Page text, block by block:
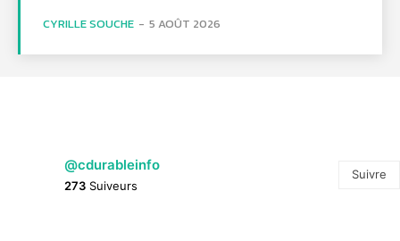
CYRILLE SOUCHE - 5 AOÛT 2026
@cdurableinfo
273 Suiveurs
Suivre